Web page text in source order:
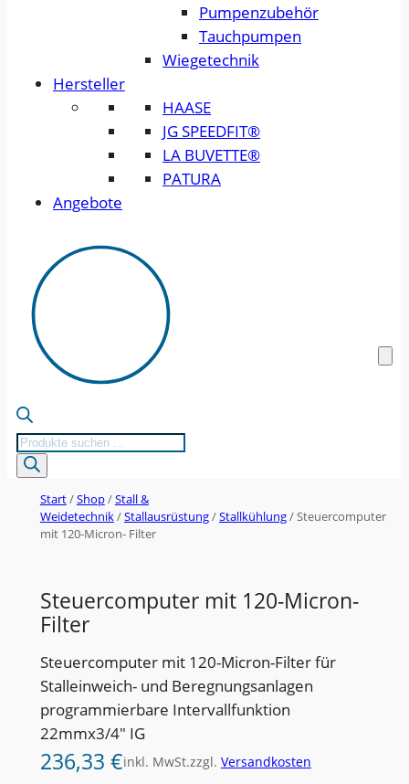
Pumpenzubehör
Tauchpumpen
Wiegetechnik
Hersteller
HAASE
JG SPEEDFIT®
LA BUVETTE®
PATURA
Angebote
Products
search
Start/Shop/Stall &
Weidetechnik/Stallausrüstung/Stallkühlung/ Steuercomputer
mit 120-Micron- Filter
Steuercomputer mit 120-Micron-
Filter
Steuercomputer mit 120-Micron-Filter für
Stalleinweich- und Beregnungsanlagen
programmierbare Intervallfunktion
22mmx3/4″ IG
236,33 €inkl. MwSt.zzgl. Versandkosten